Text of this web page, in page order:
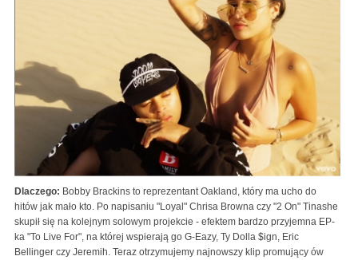
Dlaczego: Bobby Brackins to reprezentant Oakland, który ma ucho do
hitów jak mało kto. Po napisaniu "Loyal" Chrisa Browna czy "2 On" Tinashe
skupił się na kolejnym solowym projekcie - efektem bardzo przyjemna EP-
ka "To Live For", na której wspierają go G-Eazy, Ty Dolla $ign, Eric
Bellinger czy Jeremih. Teraz otrzymujemy najnowszy klip promujący ów